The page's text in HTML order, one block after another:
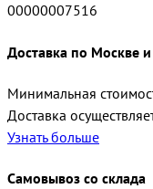
00000007516
Доставка по Москве
Минимальная
Доставка
Узнать больше
Самовывоз со склада